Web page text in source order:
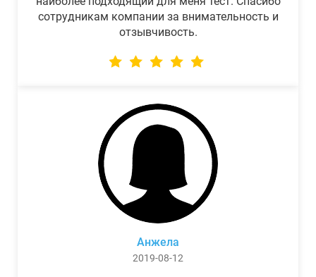
сотрудникам компании за внимательность и
отзывчивость.
Анжела
2019-08-12